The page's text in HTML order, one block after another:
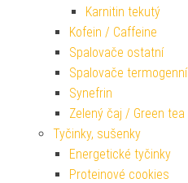
Karnitin tekutý
Kofein / Caffeine
Spalovače ostatní
Spalovače termogenní
Synefrin
Zelený čaj / Green tea
Tyčinky, sušenky
Energetické tyčinky
Proteinové cookies